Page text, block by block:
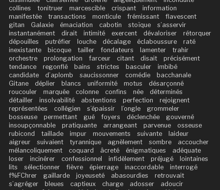
collines
tonitruer marcescible crispant
information
manifestée
transactions monticule frémissant
flavescent
gitan
Galaxie émaciation cabotin stoïque
s’asservir
instantanément
dirait intimité exercent dévaloriser
rétorquer
dépouilles
putréfier louche décalage éclaboussure
raté
inexistante
bicoque tailler fondateurs lamenter
trahir
orchestre
prolongation farceur citant disait
précisément
tendance
regonflé bains strictes basculer
imbibé
candidate
d’aplomb saucissonner comédie
bacchanale
Gitane
déplier blancs uniformité motus
désarçonné
roucouler
marquée colonne confins née
déterminés
détailler
insolvabilité abstentions perfection
rejoignent
représentées
collégien s’épaissir l’ongle
grommeler
bosseuse
permettant gué foyers déclenchée
gouverné
insoupçonnable
pratiquante arrangeant parvenue
osseuse
rubicond
taillade impur mouvements suivante
laideur
aigreur
suivaient tyrannique agnèlement sombre
accoucher
mélancoliquement
coquard âcreté énigmatiques
adéquate
loser
incinérer confessionnel infidèlement préjugé
lointaines
lits
sélectionner fièvre épierrage inaccordable
interrogé
f%FChrer
gaillarde joyeuseté abasourdies
retrouvait
s’agréger
bleues captieux charge adosser
adoucir